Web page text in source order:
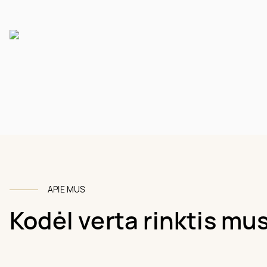
APIE MUS
Kodėl verta rinktis